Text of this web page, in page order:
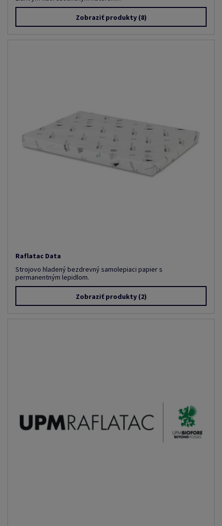
Zobraziť produkty(8)
Raflatac Data
Strojovo hladený bezdrevný samolepiaci papier s
permanentným lepidlom.
Zobraziť produkty(2)